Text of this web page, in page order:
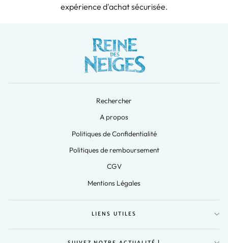
expérience d'achat sécurisée.
Rechercher
A propos
Politiques de Confidentialité
Politiques de remboursement
CGV
Mentions Légales
LIENS UTILES